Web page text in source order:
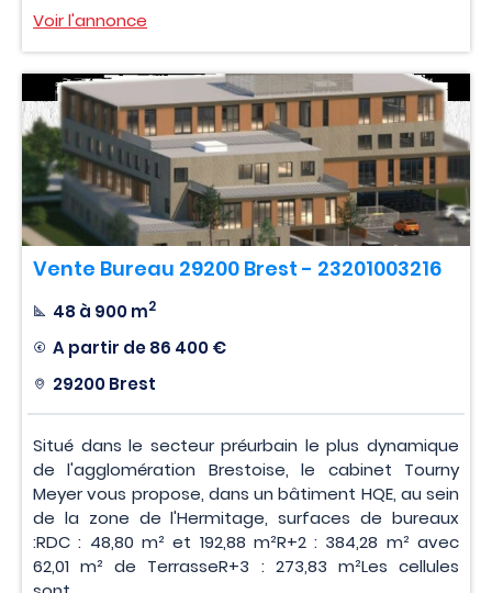
Voir l'annonce
Vente Bureau 29200 Brest - 23201003216
48 à 900 m2
A partir de86 400 €
29200 Brest
Situé dans le secteur préurbain le plus dynamique
de l'agglomération Brestoise, le cabinet Tourny
Meyer vous propose, dans un bâtiment HQE, au sein
de la zone de l'Hermitage, surfaces de bureaux
:RDC : 48,80 m² et 192,88 m²R+2 : 384,28 m² avec
62,01 m² de TerrasseR+3 : 273,83 m²Les cellules